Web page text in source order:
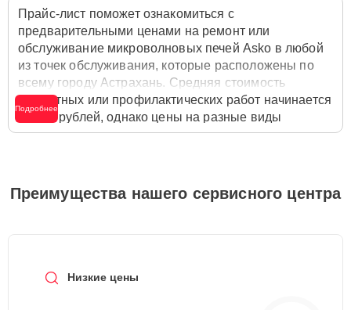
Прайс-лист поможет ознакомиться с
предварительными ценами на ремонт или
обслуживание микроволновых печей Asko в любой
из точек обслуживания, которые расположены по
всему городу Астрахань. Средняя стоимость
ремонтных или профилактических работ начинается
от 700 рублей, однако цены на разные виды
комплектующих могут различаться. Полную
службы заботы о клиентах. Для расчета итоговой
стоимости ремонта микроволновой печи достаточно
Подробнее
Преимущества нашего сервисного центра
Низкие цены